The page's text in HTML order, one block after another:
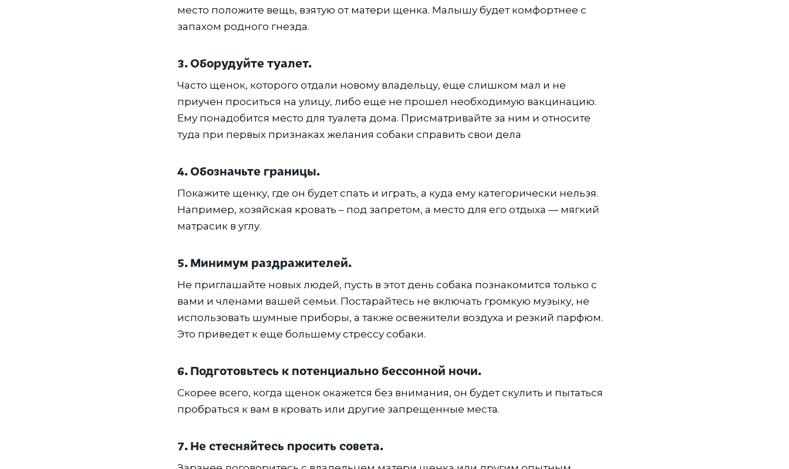
место положите вещь, взятую от матери щенка. Малышу будет комфортнее с
запахом родного гнезда.
3. Оборудуйте туалет.
Часто щенок, которого отдали новому владельцу, еще слишком мал и не
приучен проситься на улицу, либо еще не прошел необходимую вакцинацию.
Ему понадобится место для туалета дома. Присматривайте за ним и относите
туда при первых признаках желания собаки справить свои дела
4. Обозначьте границы.
Покажите щенку, где он будет спать и играть, а куда ему категорически нельзя.
Например, хозяйская кровать – под запретом, а место для его отдыха — мягкий
матрасик в углу.
5. Минимум раздражителей.
Не приглашайте новых людей, пусть в этот день собака познакомится только с
вами и членами вашей семьи. Постарайтесь не включать громкую музыку, не
использовать шумные приборы, а также освежители воздуха и резкий парфюм.
Это приведет к еще большему стрессу собаки.
6. Подготовьтесь к потенциально бессонной ночи.
Скорее всего, когда щенок окажется без внимания, он будет скулить и пытаться
пробраться к вам в кровать или другие запрещенные места.
7. Не стесняйтесь просить совета.